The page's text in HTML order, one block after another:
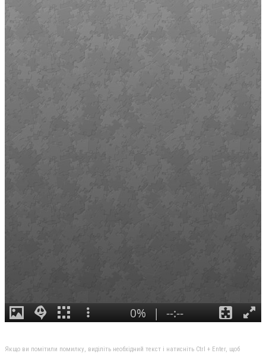
Якщо ви помітили помилку, виділіть необхідний текст і натисніть Ctrl + Enter, щоб